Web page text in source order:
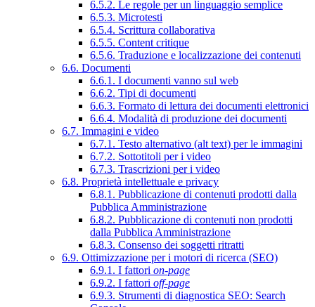
6.5.2. Le regole per un linguaggio semplice
6.5.3. Microtesti
6.5.4. Scrittura collaborativa
6.5.5. Content critique
6.5.6. Traduzione e localizzazione dei contenuti
6.6. Documenti
6.6.1. I documenti vanno sul web
6.6.2. Tipi di documenti
6.6.3. Formato di lettura dei documenti elettronici
6.6.4. Modalità di produzione dei documenti
6.7. Immagini e video
6.7.1. Testo alternativo (alt text) per le immagini
6.7.2. Sottotitoli per i video
6.7.3. Trascrizioni per i video
6.8. Proprietà intellettuale e privacy
6.8.1. Pubblicazione di contenuti prodotti dalla
Pubblica Amministrazione
6.8.2. Pubblicazione di contenuti non prodotti
dalla Pubblica Amministrazione
6.8.3. Consenso dei soggetti ritratti
6.9. Ottimizzazione per i motori di ricerca (SEO)
6.9.1. I fattori on-page
6.9.2. I fattori off-page
6.9.3. Strumenti di diagnostica SEO: Search